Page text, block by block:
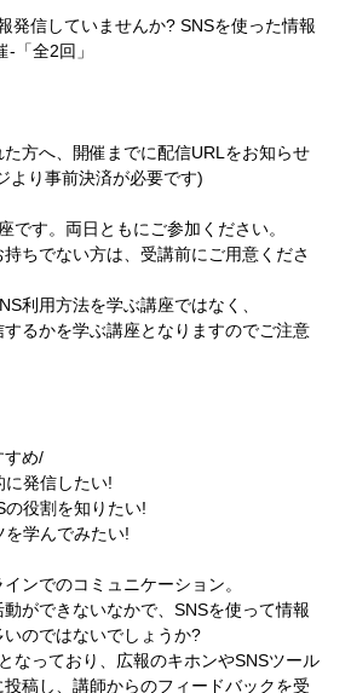
発信していませんか? SNSを使った情報
「全2回」
方へ、開催までに配信URLをお知らせ
より事前決済が必要です)
す。両日ともにご参加ください。
ちでない方は、受講前にご用意くださ
利用方法を学ぶ講座ではなく、
るかを学ぶ講座となりますのでご注意
すめ/
に発信したい!
の役割を知りたい!
を学んでみたい!
ンでのコミュニケーション。
ができないなかで、SNSを使って情報
のではないでしょうか?
なっており、広報のキホンやSNSツール
稿し、講師からのフィードバックを受